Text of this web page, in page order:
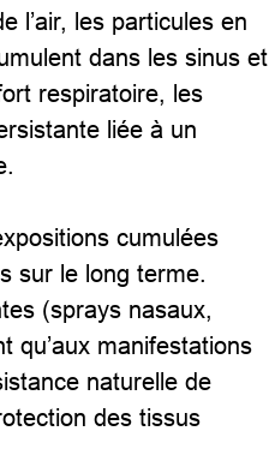
l’air, les particules en
dans les sinus et
respiratoire, les
liée à un
cumulées
sur le long terme.
(sprays nasaux,
qu’aux manifestations
naturelle de
des tissus